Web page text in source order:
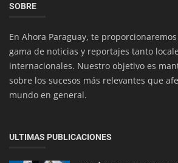
Tesla Planea Lanzar una
Económica para Competir co...
SOBRE
En Ahora Paraguay, te
gama de noticias y reportajes tanto
internacionales. Nuestro objetivo es
sobre los sucesos más relevantes que
mundo en general.
ULTIMAS PUBLICACIONES